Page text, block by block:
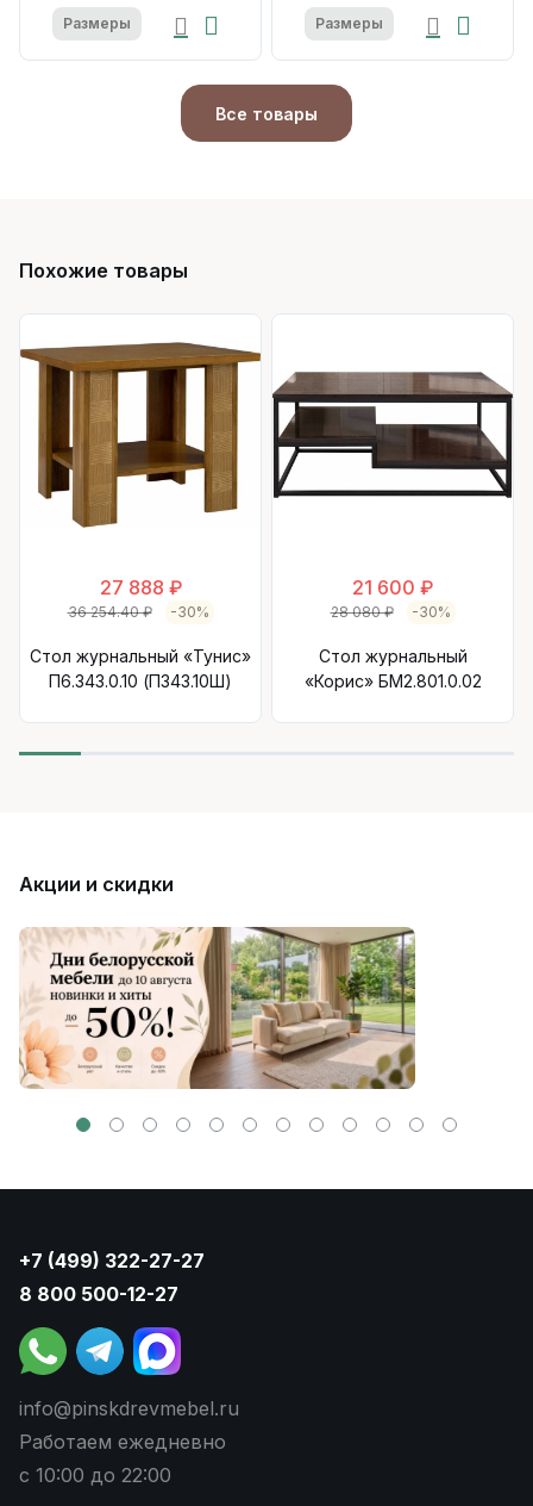
Размеры Размеры
Все товары
Похожие товары
27 888 ₽
36 254.40 ₽ -30%
Стол журнальный «Тунис»
П6.343.0.10 (П343.10Ш)
21 600 ₽
28 080 ₽ -30%
Стол журнальный
«Корис» БМ2.801.0.02
Акции и скидки
+7 (499) 322-27-27
8 800 500-12-27
info@pinskdrevmebel.ru
Работаем ежедневно
с 10:00 до 22:00